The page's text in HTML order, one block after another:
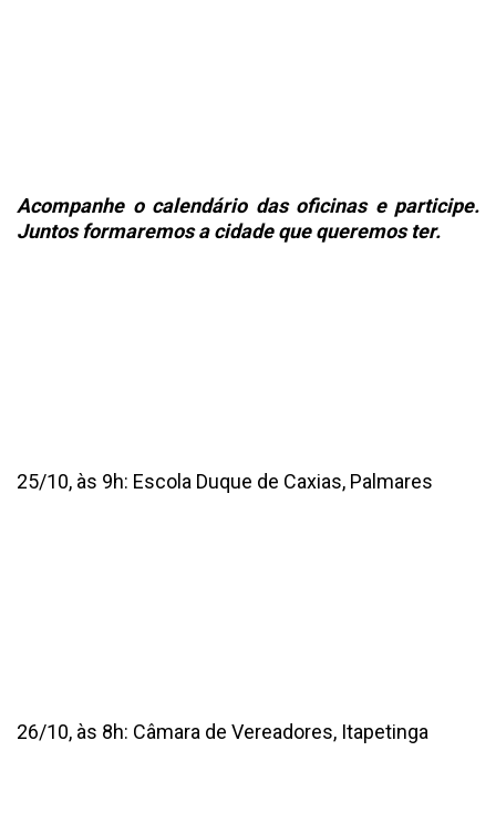
Acompanhe o calendário das oficinas e participe.
Juntos formaremos a cidade que queremos ter.
25/10, às 9h: Escola Duque de Caxias, Palmares
26/10, às 8h: Câmara de Vereadores, Itapetinga